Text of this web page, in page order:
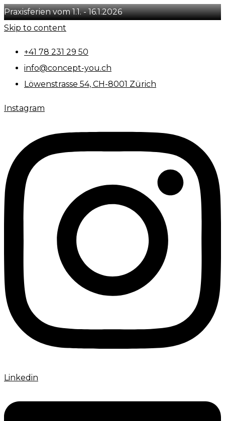
Praxisferien vom 1.1. - 16.1.2026
Skip to content
+41 78 231 29 50
info@concept-you.ch
Löwenstrasse 54, CH-8001 Zürich
Instagram
Linkedin